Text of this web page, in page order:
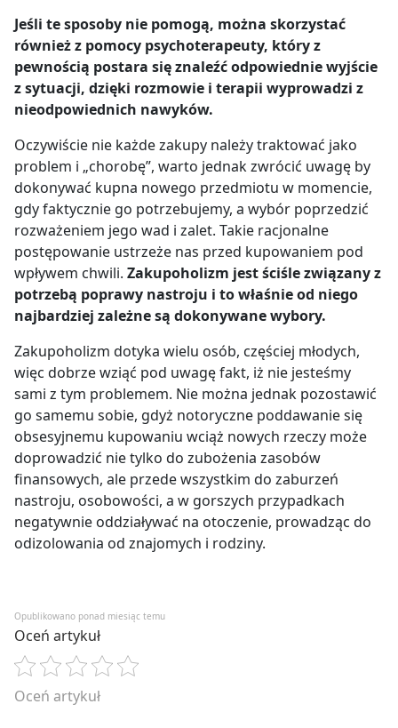
Jeśli te sposoby nie pomogą, można skorzystać
również z pomocy psychoterapeuty, który z
pewnością postara się znaleźć odpowiednie wyjście
z sytuacji, dzięki rozmowie i terapii wyprowadzi z
nieodpowiednich nawyków.
Oczywiście nie każde zakupy należy traktować jako
problem i „chorobę”, warto jednak zwrócić uwagę by
dokonywać kupna nowego przedmiotu w momencie,
gdy faktycznie go potrzebujemy, a wybór poprzedzić
rozważeniem jego wad i zalet. Takie racjonalne
postępowanie ustrzeże nas przed kupowaniem pod
wpływem chwili. Zakupoholizm jest ściśle związany z
potrzebą poprawy nastroju i to właśnie od niego
najbardziej zależne są dokonywane wybory.
Zakupoholizm dotyka wielu osób, częściej młodych,
więc dobrze wziąć pod uwagę fakt, iż nie jesteśmy
sami z tym problemem. Nie można jednak pozostawić
go samemu sobie, gdyż notoryczne poddawanie się
obsesyjnemu kupowaniu wciąż nowych rzeczy może
doprowadzić nie tylko do zubożenia zasobów
finansowych, ale przede wszystkim do zaburzeń
nastroju, osobowości, a w gorszych przypadkach
negatywnie oddziaływać na otoczenie, prowadząc do
odizolowania od znajomych i rodziny.
Opublikowano ponad miesiąc temu
Oceń artykuł
Oceń artykuł